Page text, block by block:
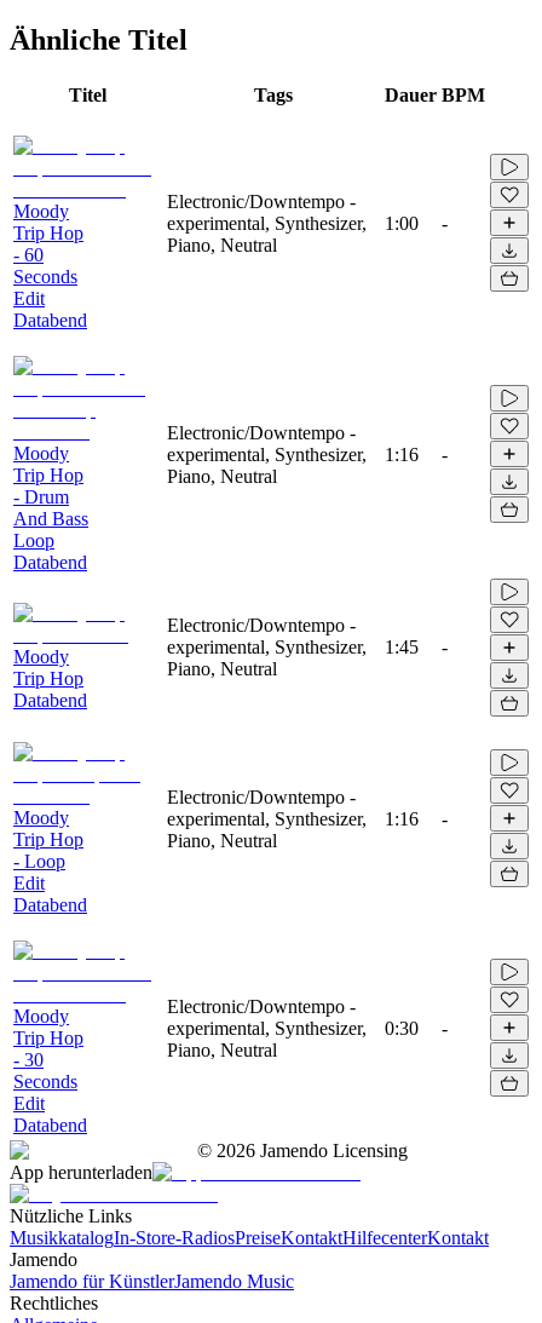
Ähnliche Titel
Titel Tags Dauer BPM
Moody
Trip Hop
- 60
Seconds
Edit
Databend
Electronic/Downtempo -
experimental, Synthesizer,
Piano, Neutral
1:00 -
Moody
Trip Hop
- Drum
And Bass
Loop
Databend
Electronic/Downtempo -
experimental, Synthesizer,
Piano, Neutral
1:16 -
Moody
Trip Hop
Databend
Electronic/Downtempo -
experimental, Synthesizer,
Piano, Neutral
1:45 -
Moody
Trip Hop
- Loop
Edit
Databend
Electronic/Downtempo -
experimental, Synthesizer,
Piano, Neutral
1:16 -
Moody
Trip Hop
- 30
Seconds
Edit
Databend
Electronic/Downtempo -
experimental, Synthesizer,
Piano, Neutral
0:30 -
© 2026 Jamendo Licensing
App herunterladen
Nützliche Links
MusikkatalogIn-Store-RadiosPreiseKontaktHilfecenterKontakt
Jamendo
Jamendo für KünstlerJamendo Music
Rechtliches